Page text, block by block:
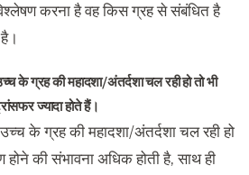
करना है वह किस ग्रह से संबंधित है
के ग्रह की महादशा/अंतर्दशा चल रही हो तो भी
ज्यादा होते हैं।
के ग्रह की महादशा/अंतर्दशा चल रही हो
होने की संभावना अधिक होती है, साथ ही